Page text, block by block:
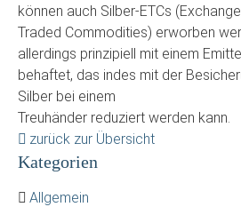
können auch Silber-ETCs (Exchange
Traded Commodities) erworben
allerdings prinzipiell mit einem
behaftet, das indes mit der
Silber bei einem
Treuhänder reduziert werden kann.
zurück zur Übersicht
Kategorien
Allgemein